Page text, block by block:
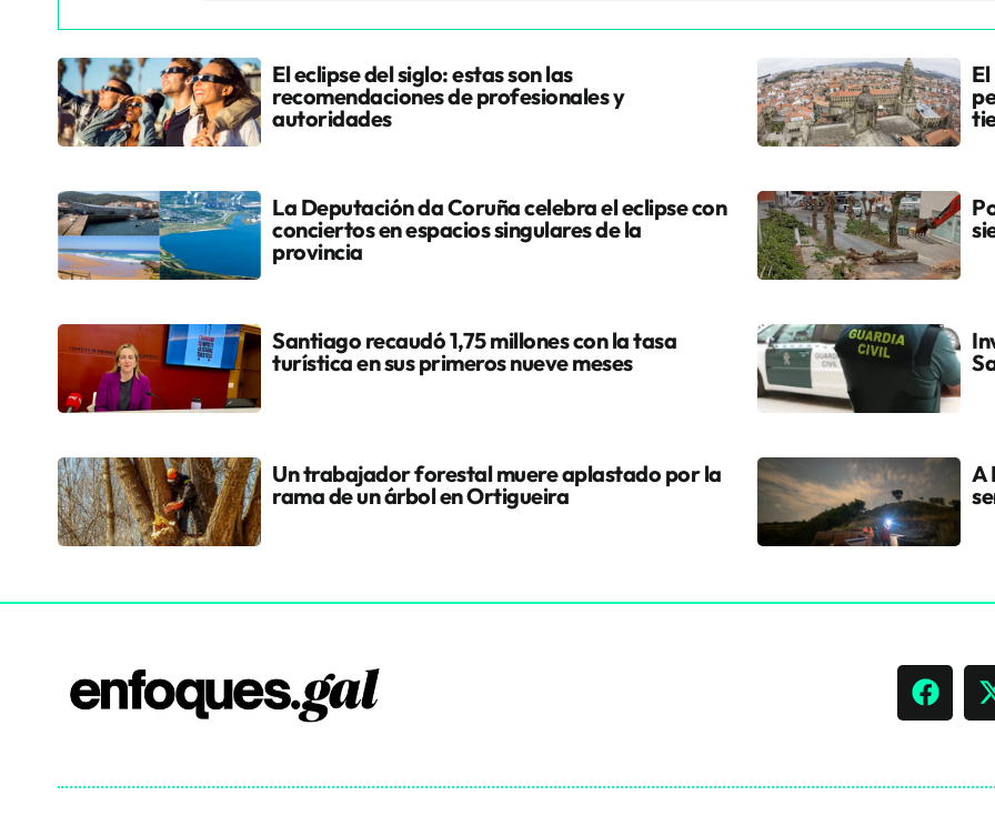
El eclipse del siglo: estas son las
recomendaciones de profesionales y
autoridades
La Deputación da Coruña celebra el eclipse con
conciertos en espacios singulares de la
provincia
Santiago recaudó 1,75 millones con la tasa
turística en sus primeros nueve meses
Un trabajador forestal muere aplastado por la
rama de un árbol en Ortigueira
A